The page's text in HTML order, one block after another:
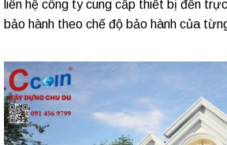
liên hệ công ty cung cấp thiết bị đến
bảo hành theo chế độ bảo hành của